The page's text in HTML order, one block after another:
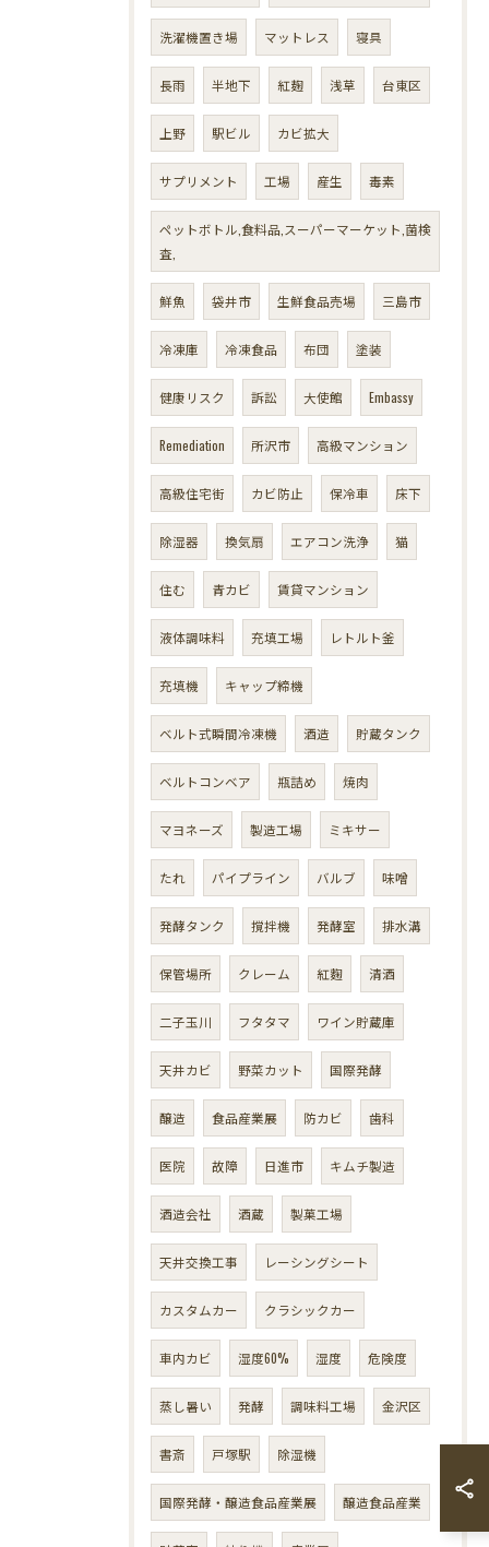
洗濯機置き場 マットレス 寝具
長雨 半地下 紅麹 浅草 台東区
上野 駅ビル カビ拡大
サプリメント 工場 産生 毒素
ペットボトル,食料品,スーパーマーケット,菌検
査,
鮮魚 袋井市 生鮮食品売場 三島市
冷凍庫 冷凍食品 布団 塗装
健康リスク 訴訟 大使館 Embassy
Remediation 所沢市 高級マンション
高級住宅街 カビ防止 保冷車 床下
除湿器 換気扇 エアコン洗浄 猫
住む 青カビ 賃貸マンション
液体調味料 充填工場 レトルト釜
充填機 キャップ締機
ベルト式瞬間冷凍機 酒造 貯蔵タンク
ベルトコンベア 瓶詰め 焼肉
マヨネーズ 製造工場 ミキサー
たれ パイプライン バルブ 味噌
発酵タンク 撹拌機 発酵室 排水溝
保管場所 クレーム 紅麴 清酒
二子玉川 フタタマ ワイン貯蔵庫
天井カビ 野菜カット 国際発酵
醸造 食品産業展 防カビ 歯科
医院 故障 日進市 キムチ製造
酒造会社 酒蔵 製菓工場
天井交換工事 レーシングシート
カスタムカー クラシックカー
車内カビ 湿度60% 湿度 危険度
蒸し暑い 発酵 調味料工場 金沢区
書斎 戸塚駅 除湿機
国際発酵・醸造食品産業展 醸造食品産業